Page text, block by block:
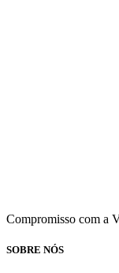
Compromisso com a
SOBRE NÓS